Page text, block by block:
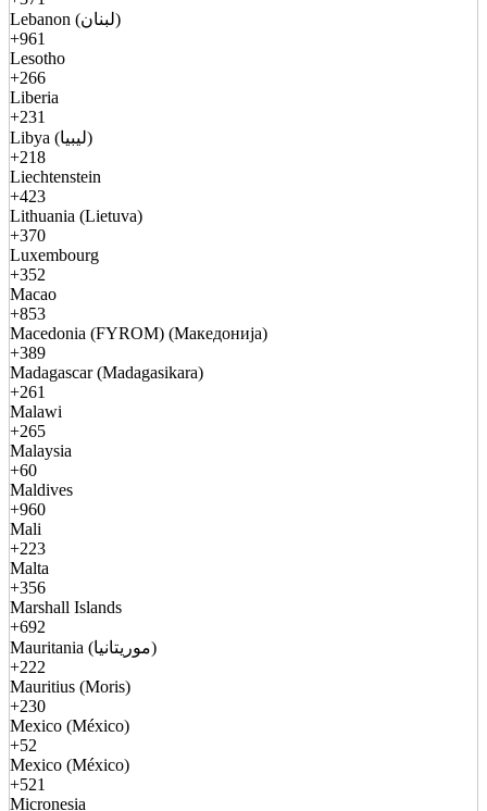
Lebanon (لبنان)
+961
Lesotho
+266
Liberia
+231
Libya (ليبيا)
+218
Liechtenstein
+423
Lithuania (Lietuva)
+370
Luxembourg
+352
Macao
+853
Macedonia (FYROM) (Македонија)
+389
Madagascar (Madagasikara)
+261
Malawi
+265
Malaysia
+60
Maldives
+960
Mali
+223
Malta
+356
Marshall Islands
+692
Mauritania (موريتانيا)
+222
Mauritius (Moris)
+230
Mexico (México)
+52
Mexico (México)
+521
Micronesia